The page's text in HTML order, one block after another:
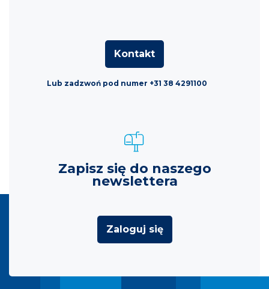
Kontakt
Lub zadzwoń pod numer +31 38 4291100
Zapisz się do naszego
newslettera
Zaloguj się